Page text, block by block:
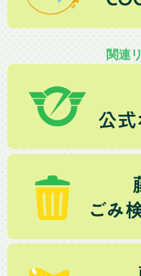
関連